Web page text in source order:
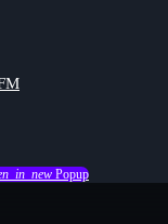
Popup